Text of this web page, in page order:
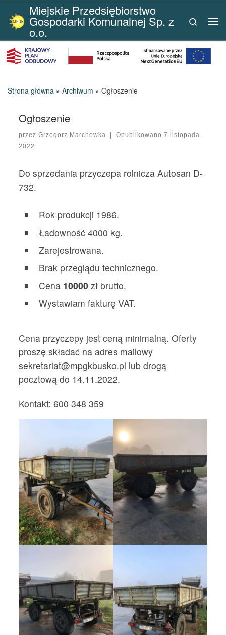
Przejdź do treści
Miejskie Przedsiębiorstwo
Gospodarki Komunalnej Sp. z
o.o.
Search
Strona główna » Archiwum » Ogłoszenie
Ogłoszenie
przezGrzegorz Marchewka | Opublikowano 7 listopada
2022
Do sprzedania przyczepa rolnicza Autosan D-
732.
Rok produkcji 1986.
Ładowność 4000 kg.
Zarejestrowana.
Brak przeglądu technicznego.
Cena 10000 zł brutto.
Wystawiam fakturę VAT.
Cena przyczepy jest ceną minimalną. Oferty
proszę składać na adres mailowy
sekretariat@mpgkbusko.pl lub drogą
pocztową do 14.11.2022.
Kontakt: 600 348 359